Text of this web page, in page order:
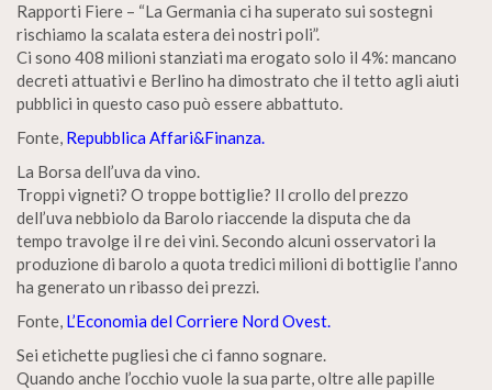
Rapporti Fiere – “La Germania ci ha superato sui sostegni
rischiamo la scalata estera dei nostri poli”.
Ci sono 408 milioni stanziati ma erogato solo il 4%: mancano
decreti attuativi e Berlino ha dimostrato che il tetto agli aiuti
pubblici in questo caso può essere abbattuto.
Fonte, Repubblica Affari&Finanza.
La Borsa dell’uva da vino.
Troppi vigneti? O troppe bottiglie? Il crollo del prezzo
dell’uva nebbiolo da Barolo riaccende la disputa che da
tempo travolge il re dei vini. Secondo alcuni osservatori la
produzione di barolo a quota tredici milioni di bottiglie l’anno
ha generato un ribasso dei prezzi.
Fonte, L’Economia del Corriere Nord Ovest.
Sei etichette pugliesi che ci fanno sognare.
Quando anche l’occhio vuole la sua parte, oltre alle papille